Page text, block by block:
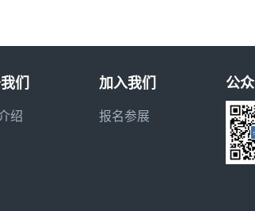
们
绍
加入我们
报名参展
公